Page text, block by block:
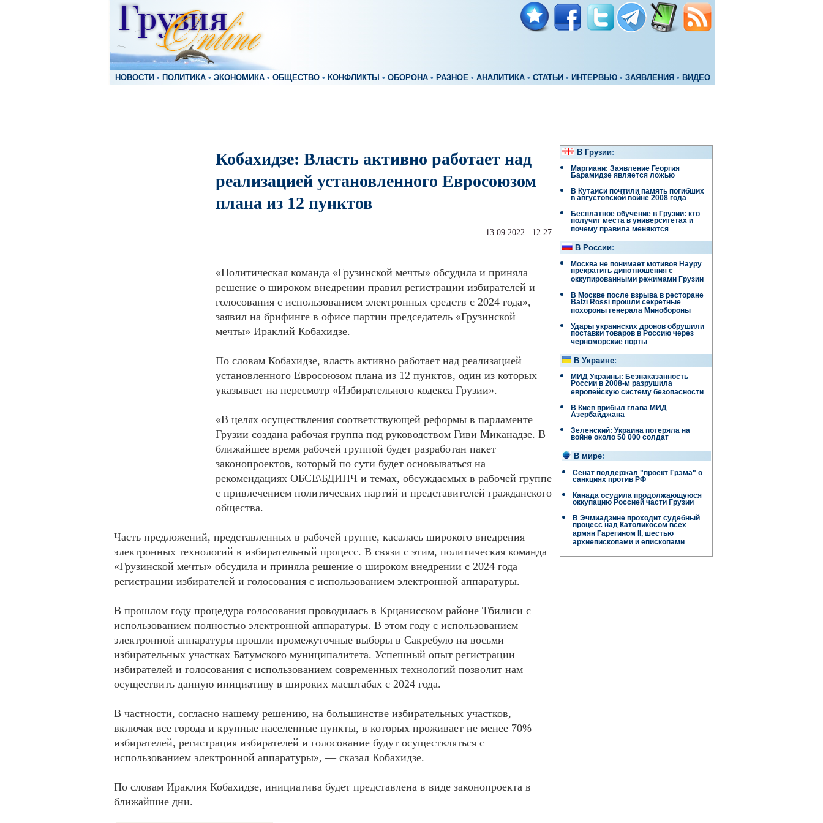
НОВОСТИ • ПОЛИТИКА • ЭКОНОМИКА • ОБЩЕСТВО • КОНФЛИКТЫ • ОБОРОНА • РАЗНОЕ • АНАЛИТИКА • СТАТЬИ • ИНТЕРВЬЮ • ЗАЯВЛЕНИЯ • ВИДЕО
Кобахидзе: Власть активно работает над
реализацией установленного Евросоюзом
плана из 12 пунктов
13.09.2022 12:27
«Политическая команда «Грузинской мечты» обсудила и приняла
решение о широком внедрении правил регистрации избирателей и
голосования с использованием электронных средств с 2024 года», —
заявил на брифинге в офисе партии председатель «Грузинской
мечты» Ираклий Кобахидзе.
По словам Кобахидзе, власть активно работает над реализацией
установленного Евросоюзом плана из 12 пунктов, один из которых
указывает на пересмотр «Избирательного кодекса Грузии».
«В целях осуществления соответствующей реформы в парламенте
Грузии создана рабочая группа под руководством Гиви Миканадзе. В
ближайшее время рабочей группой будет разработан пакет
законопроектов, который по сути будет основываться на
рекомендациях ОБСЕ\БДИПЧ и темах, обсуждаемых в рабочей группе
с привлечением политических партий и представителей гражданского
общества.
Часть предложений, представленных в рабочей группе, касалась широкого внедрения
электронных технологий в избирательный процесс. В связи с этим, политическая команда
«Грузинской мечты» обсудила и приняла решение о широком внедрении с 2024 года
регистрации избирателей и голосования с использованием электронной аппаратуры.
В прошлом году процедура голосования проводилась в Крцанисском районе Тбилиси с
использованием полностью электронной аппаратуры. В этом году с использованием
электронной аппаратуры прошли промежуточные выборы в Сакребуло на восьми
избирательных участках Батумского муниципалитета. Успешный опыт регистрации
избирателей и голосования с использованием современных технологий позволит нам
осуществить данную инициативу в широких масштабах с 2024 года.
В частности, согласно нашему решению, на большинстве избирательных участков,
включая все города и крупные населенные пункты, в которых проживает не менее 70%
избирателей, регистрация избирателей и голосование будут осуществляться с
использованием электронной аппаратуры», — сказал Кобахидзе.
По словам Ираклия Кобахидзе, инициатива будет представлена в виде законопроекта в
ближайшие дни.
В Грузии:
Маргиани: Заявление Георгия
Барамидзе является ложью
В Кутаиси почтили память погибших
в августовской войне 2008 года
Бесплатное обучение в Грузии: кто
получит места в университетах и
почему правила меняются
В России:
Москва не понимает мотивов Науру
прекратить дипотношения с
оккупированными режимами Грузии
В Москве после взрыва в ресторане
Balzi Rossi прошли секретные
похороны генерала Минобороны
Удары украинских дронов обрушили
поставки товаров в Россию через
черноморские порты
В Украине:
МИД Украины: Безнаказанность
России в 2008-м разрушила
европейскую систему безопасности
В Киев прибыл глава МИД
Азербайджана
Зеленский: Украина потеряла на
войне около 50 000 солдат
В мире:
Сенат поддержал "проект Грэма" о
санкциях против РФ
Канада осудила продолжающуюся
оккупацию Россией части Грузии
В Эчмиадзине проходит судебный
процесс над Католикосом всех
армян Гарегином II, шестью
архиепископами и епископами